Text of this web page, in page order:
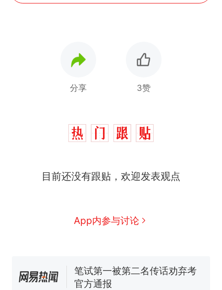
分享 3赞
目前还没有跟贴，欢迎发表观点
App内参与讨论
么？
协会回应
男子上山采菌偶然发现鸡枞菌
窝，原地守1天等它长大：挖了
来源：参考消息）
笔试第一被第二名传话劝弃考
官方通报